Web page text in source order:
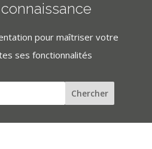
pour maîtriser votre
ses fonctionnalités